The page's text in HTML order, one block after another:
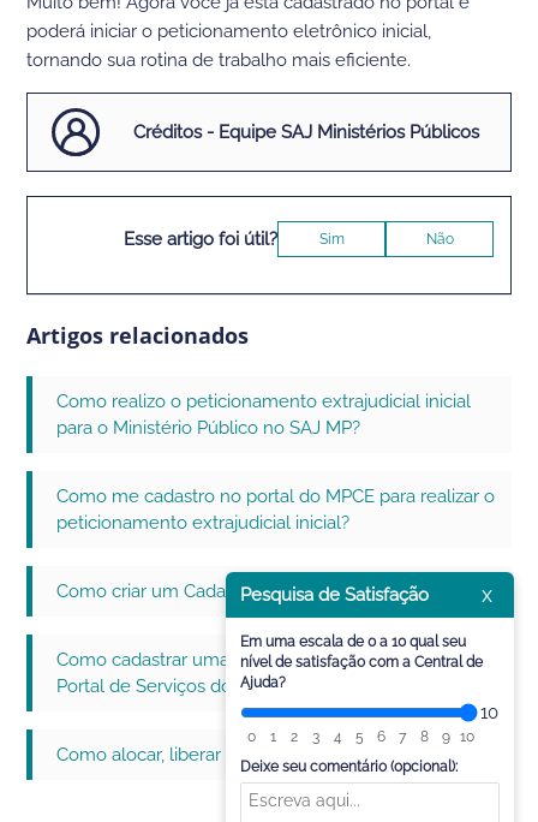
poderá iniciar o peticionamento eletrônico inicial,
tornando sua rotina de trabalho mais eficiente.
Créditos - Equipe SAJ Ministérios Públicos
Esse artigo foi útil? Sim Não
Artigos relacionados
Como realizo o peticionamento extrajudicial inicial
para o Ministério Público no SAJ MP?
Como me cadastro no portal do MPCE para realizar o
peticionamento extrajudicial inicial?
Como criar um Cadastro Controlado no SAJ MP?
Como cadastrar uma solicitação de informação no
Portal de Serviços do SAJ Ministério Público?
Como alocar, liberar e realocar cadastros no SAJ MP?
Pesquisa de Satisfação x
Em uma escala de 0 a 10 qual seu
nível de satisfação com a Central de
Ajuda?
10
0 1 2 3 4 5 6 7 8 9
10
Deixe seu comentário (opcional):